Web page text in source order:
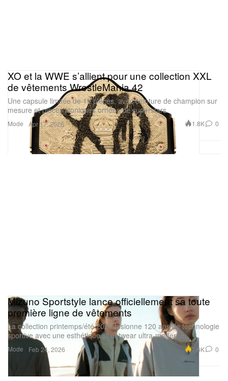
Mode
XO et la WWE s’allient pour une collection XXL
de vêtements WrestleMania 42
Une capsule limitée de 19 pièces, avec ceinture de champion sur
mesure et pièces iconiques ornées de superstars.
Apr 17, 2026 1.8K 0
Mode
Mizuno Sportstyle lance officiellement sa toute
première ligne de vêtements
La collection printemps/été 2026 fusionne 120 ans de technologie
sportive avec une esthétique streetwear ultra-moderne.
Feb 24, 2026 7.6K 0